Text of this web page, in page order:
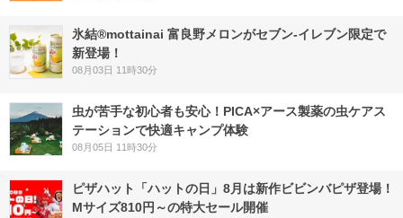
氷結®mottainai 富良野メロンがセブン‐イレブン限定で
新登場！
08月03日 11時30分
虫が苦手な初心者も安心！PICA×アース製薬の虫ケアス
テーションで快適キャンプ体験
08月05日 11時30分
ピザハット「ハットの日」8月は新作ビビンバピザ登場！
Mサイズ810円～の特大セール開催